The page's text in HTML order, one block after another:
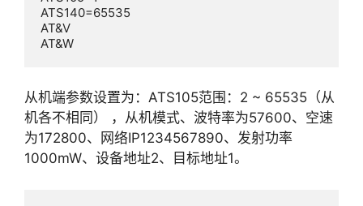
ATS140=65535
AT&V
AT&W
从机端参数设置为：ATS105范围：2 ~ 65535（从
机各不相同） ，从机模式、波特率为57600、空速
为172800、网络IP1234567890、发射功率
1000mW、设备地址2、目标地址1。